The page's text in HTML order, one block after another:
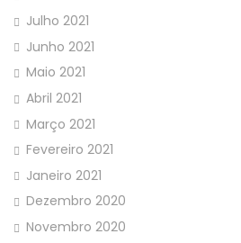
Julho 2021
Junho 2021
Maio 2021
Abril 2021
Março 2021
Fevereiro 2021
Janeiro 2021
Dezembro 2020
Novembro 2020